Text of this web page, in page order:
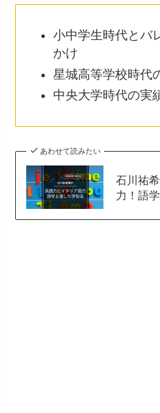
小中学生時代とバ
かけ
星城高等学校時代
中央大学時代の実
あわせて読みたい
石川祐
力！語